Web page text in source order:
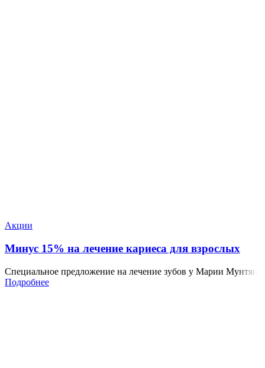
Акции
Минус 15% на лечение кариеса для взрослых
Специальное предложение на лечение зубов у Марии Мунтян
Подробнее